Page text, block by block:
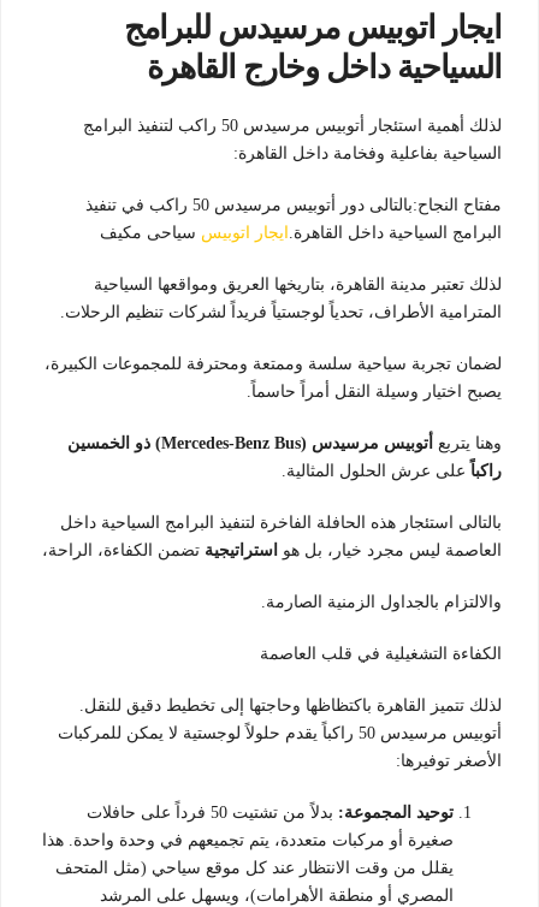
ايجار اتوبيس مرسيدس للبرامج
السياحية داخل وخارج القاهرة
لذلك أهمية استئجار أتوبيس مرسيدس 50 راكب لتنفيذ البرامج
السياحية بفاعلية وفخامة داخل القاهرة:
مفتاح النجاح:بالتالى دور أتوبيس مرسيدس 50 راكب في تنفيذ
البرامج السياحية داخل القاهرة. ايجار اتوبيس سياحى مكيف
لذلك تعتبر مدينة القاهرة، بتاريخها العريق ومواقعها السياحية
المترامية الأطراف، تحدياً لوجستياً فريداً لشركات تنظيم الرحلات.
لضمان تجربة سياحية سلسة وممتعة ومحترفة للمجموعات الكبيرة،
يصبح اختيار وسيلة النقل أمراً حاسماً.
وهنا يتربع
أتوبيس مرسيدس (Mercedes-Benz Bus) ذو الخمسين
راكباً على عرش الحلول المثالية.
بالتالى استئجار هذه الحافلة الفاخرة لتنفيذ البرامج السياحية داخل
العاصمة ليس مجرد خيار، بل هو استراتيجية تضمن الكفاءة، الراحة،
والالتزام بالجداول الزمنية الصارمة.
الكفاءة التشغيلية في قلب العاصمة
لذلك تتميز القاهرة باكتظاظها وحاجتها إلى تخطيط دقيق للنقل.
أتوبيس مرسيدس 50 راكباً يقدم حلولاً لوجستية لا يمكن للمركبات
الأصغر توفيرها:
توحيد المجموعة:
بدلاً من تشتيت 50 فرداً على حافلات
صغيرة أو مركبات متعددة، يتم تجميعهم في وحدة واحدة. هذا
يقلل من وقت الانتظار عند كل موقع سياحي (مثل المتحف
المصري أو منطقة الأهرامات)، ويسهل على المرشد